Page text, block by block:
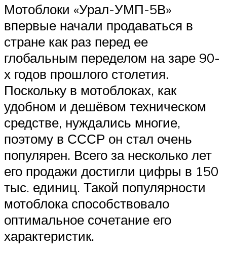
Мотоблоки «Урал-УМП-5В»
впервые начали продаваться в
стране как раз перед ее
глобальным переделом на заре 90-
х годов прошлого столетия.
Поскольку в мотоблоках, как
удобном и дешёвом техническом
средстве, нуждались многие,
поэтому в СССР он стал очень
популярен. Всего за несколько лет
его продажи достигли цифры в 150
тыс. единиц. Такой популярности
мотоблока способствовало
оптимальное сочетание его
характеристик.